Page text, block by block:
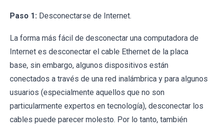
Paso 1: Desconectarse de Internet.
La forma más fácil de desconectar una computadora de
Internet es desconectar el cable Ethernet de la placa
base, sin embargo, algunos dispositivos están
conectados a través de una red inalámbrica y para algunos
usuarios (especialmente aquellos que no son
particularmente expertos en tecnología), desconectar los
cables puede parecer molesto. Por lo tanto, también